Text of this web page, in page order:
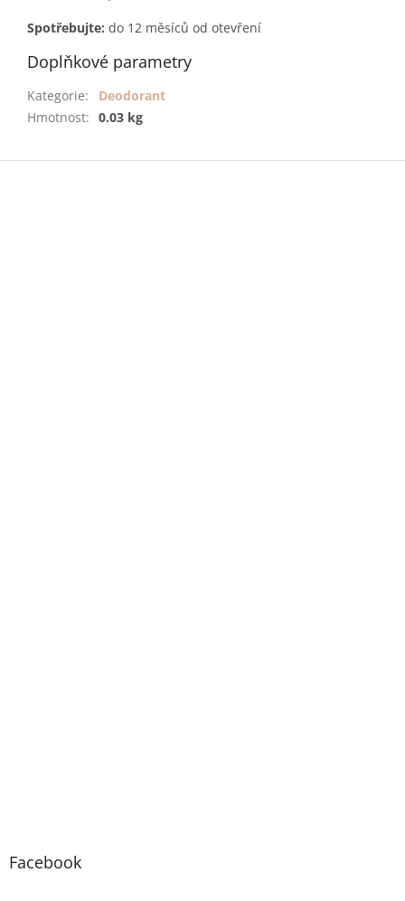
Spotřebujte: do 12 měsíců od otevření
Doplňkové parametry
Kategorie:
Deodorant
Hmotnost: 0.03 kg
Z
Facebook